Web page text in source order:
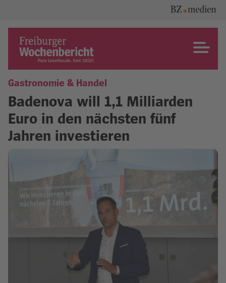
content
Freiburger Wochenbericht
Gastronomie & Handel
Badenova will 1,1 Milliarden
Euro in den nächsten fünf
Jahren investieren